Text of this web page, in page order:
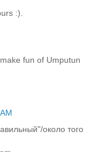
:).
fun of Umputun
около того